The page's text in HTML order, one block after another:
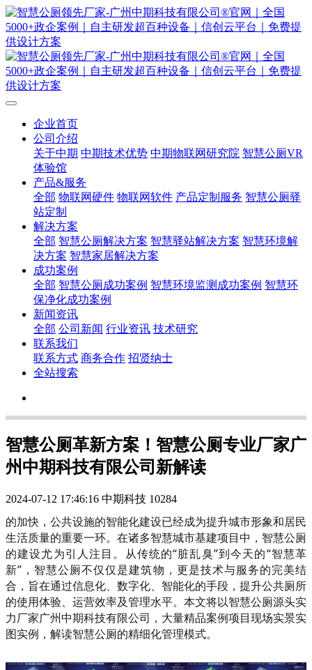
企业首页
公司介绍
关于中期 中期技术优势 中期物联网研究院 智慧公厕VR
体验馆
产品&服务
全部 物联网硬件 物联网软件 产品定制服务 智慧公厕驿
站定制
解决方案
全部 智慧公厕解决方案 智慧驿站解决方案 智慧环境解
决方案 智慧家居解决方案
成功案例
全部 智慧公厕成功案例 智慧环境监测成功案例 智慧环
保净化成功案例
新闻资讯
全部 公司新闻 行业资讯 技术研究
联系我们
联系方式 商务合作 招贤纳士
全站搜索
智慧公厕革新方案！智慧公厕专业厂家广
州中期科技有限公司新解读
2024-07-12 17:46:16 中期科技 10284
的加快，公共设施的智能化建设已经成为提升城市形象和居民
生活质量的重要一环。在诸多智慧城市基建项目中，智慧公厕
的建设尤为引人注目。从传统的“脏乱臭”到今天的“智慧革
新”，智慧公厕不仅仅是建筑物，更是技术与服务的完美结
合，旨在通过信息化、数字化、智能化的手段，提升公共厕所
的使用体验、运营效率及管理水平。本文将以智慧公厕源头实
力厂家广州中期科技有限公司，大量精品案例项目现场实景实
图实例，解读智慧公厕的精细化管理模式。